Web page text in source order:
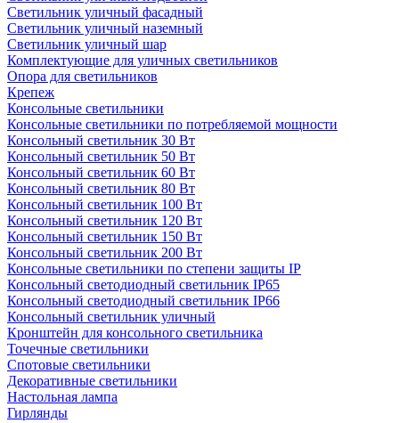
Светильник уличный фасадный
Светильник уличный наземный
Cветильник уличный шар
Комплектующие для уличных светильников
Опора для светильников
Крепеж
Консольные светильники
Консольные светильники по потребляемой мощности
Консольный светильник 30 Вт
Консольный светильник 50 Вт
Консольный светильник 60 Вт
Консольный светильник 80 Вт
Консольный светильник 100 Вт
Консольный светильник 120 Вт
Консольный светильник 150 Вт
Консольный светильник 200 Вт
Консольные светильники по степени защиты IP
Консольный светодиодный светильник IP65
Консольный светодиодный светильник IP66
Консольный светильник уличный
Кронштейн для консольного светильника
Точечные светильники
Спотовые светильники
Декоративные светильники
Настольная лампа
Гирлянды